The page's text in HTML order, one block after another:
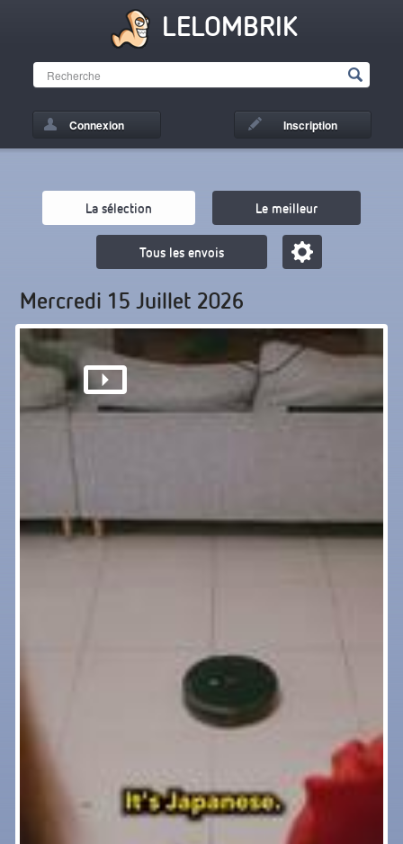
LELOMBRIK
Connexion Inscription
La sélection Le meilleur
Tous les envois
Mercredi 15 Juillet 2026